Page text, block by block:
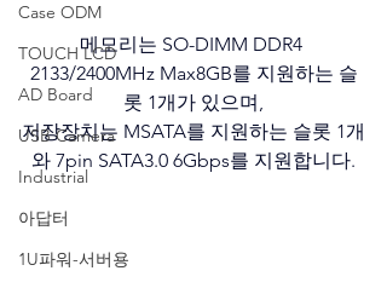
Case ODM
TOUCH LCD
AD Board
USB Camera
Industrial
아답터
1U파워-서버용
메모리는 SO-DIMM DDR4
2133/2400MHz Max8GB를 지원하는 슬
롯 1개가 있으며,
저장장치는 MSATA를 지원하는 슬롯 1개
와 7pin SATA3.0 6Gbps를 지원합니다.